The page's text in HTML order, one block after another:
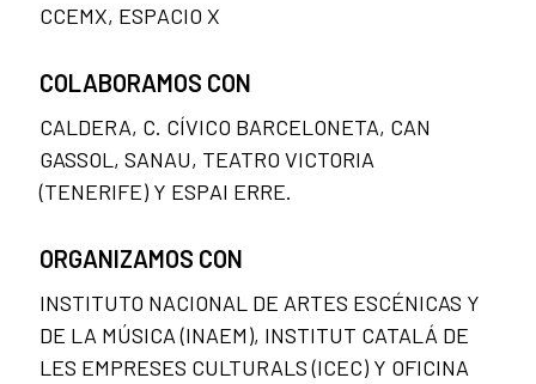
CCEMX, ESPACIO X
COLABORAMOS CON
CALDERA, C. CÍVICO BARCELONETA, CAN
GASSOL, SANAU, TEATRO VICTORIA
(TENERIFE) Y ESPAI ERRE.
ORGANIZAMOS CON
INSTITUTO NACIONAL DE ARTES ESCÉNICAS Y
DE LA MÚSICA (INAEM), INSTITUT CATALÁ DE
LES EMPRESES CULTURALS (ICEC) Y OFICINA